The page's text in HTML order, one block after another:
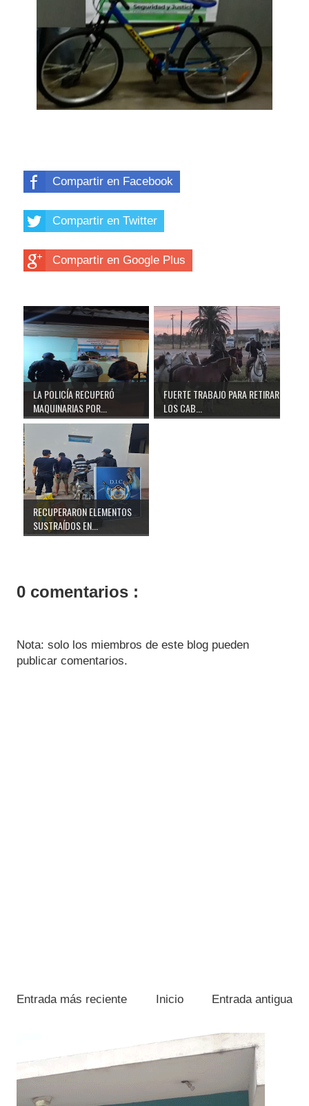
Compartir en Facebook
Compartir en Twitter
Compartir en Google Plus
LA POLICÍA RECUPERÓ
MAQUINARIAS POR...
FUERTE TRABAJO PARA RETIRAR
LOS CAB...
RECUPERARON ELEMENTOS
SUSTRAÍDOS EN...
0 comentarios :
Nota: solo los miembros de este blog pueden
publicar comentarios.
Entrada más reciente Entrada antigua
Inicio